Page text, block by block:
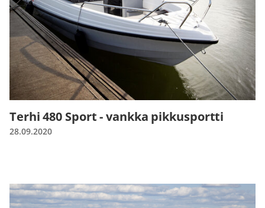
Terhi 480 Sport - vankka pikkusportti
28.09.2020